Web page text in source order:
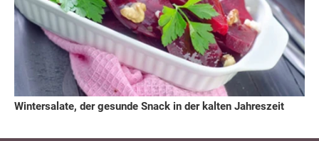
Wintersalate, der gesunde Snack in der kalten Jahreszeit